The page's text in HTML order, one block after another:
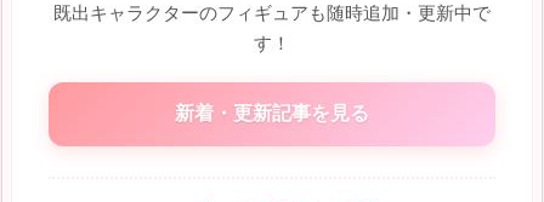
既出キャラクターのフィギュアも随時追加・更新中で
す！
新着・更新記事を見る